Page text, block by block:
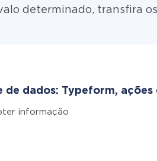
determinado, transfira
de dados: Typeform, ações
informação